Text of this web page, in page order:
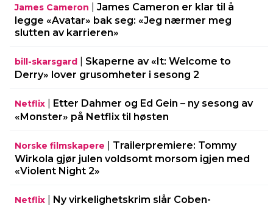
James Cameron
James Cameron er klar til å
legge «Avatar» bak seg: «Jeg nærmer meg
slutten av karrieren»
bill-skarsgard
Skaperne av «It: Welcome to
Derry» lover grusomheter i sesong 2
Netflix
Etter Dahmer og Ed Gein – ny sesong av
«Monster» på Netflix til høsten
Norske filmskapere
Trailerpremiere: Tommy
Wirkola gjør julen voldsomt morsom igjen med
«Violent Night 2»
Netflix
Ny virkelighetskrim slår Coben-